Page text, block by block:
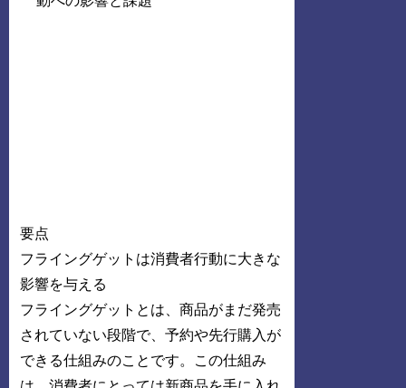
要点
フライングゲットは消費者行動に大きな
影響を与える
フライングゲットとは、商品がまだ発売
されていない段階で、予約や先行購入が
できる仕組みのことです。この仕組み